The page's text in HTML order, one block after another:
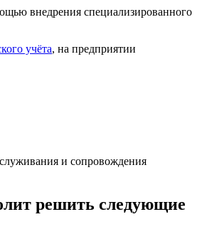
внедрения специализированного
учёта, на предприятии
и сопровождения
решить следующие